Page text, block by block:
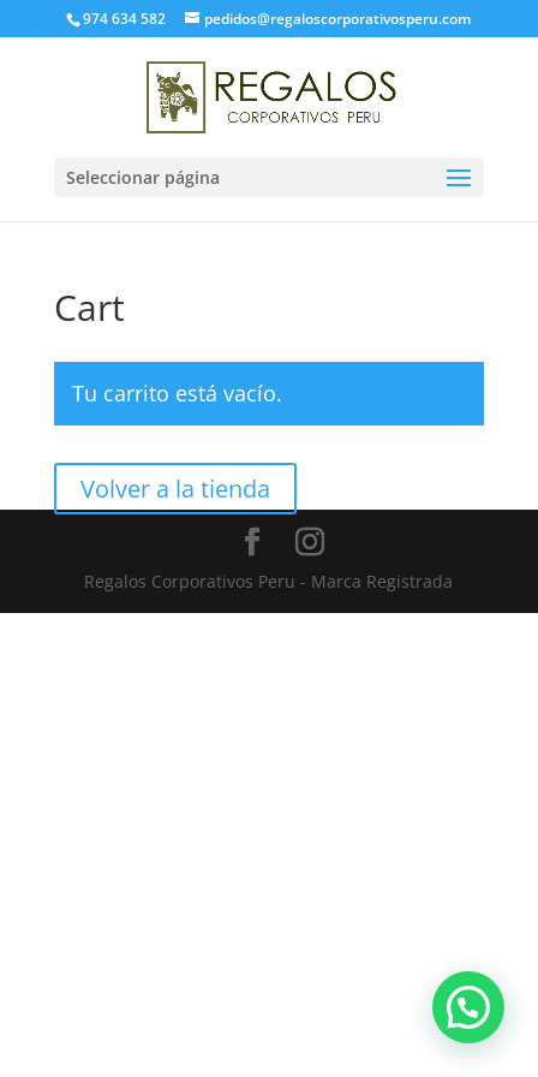
974 634 582 pedidos@regaloscorporativosperu.com
Seleccionar página
Cart
Tu carrito está vacío.
Volver a la tienda
Regalos Corporativos Peru - Marca Registrada